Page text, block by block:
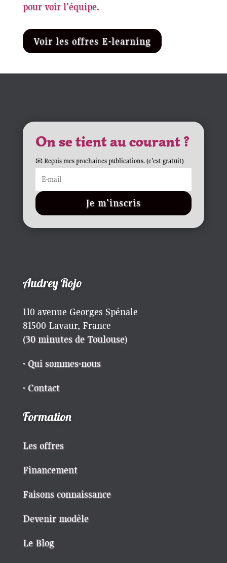
pour voir l'équipe.
Voir les offres E-learning
On se tient au courant ?
📧 Reçois mes prochaines publications. (c'est gratuit)
Je m'inscris
Audrey Rojo
110 avenue Georges Spénale
81500 Lavaur, France
(30 minutes de Toulouse)
· Qui sommes-nous
· Contact
Formation
Les offres
Financement
Faisons connaissance
Devenir modèle
Le Blog